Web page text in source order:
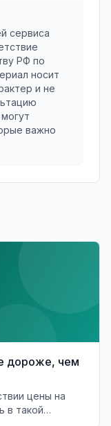
сервиса
РФ по
носит
и не
важно
дороже, чем
цены на
в такой